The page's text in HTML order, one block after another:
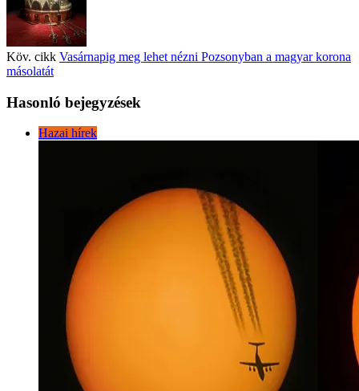
Köv. cikk Vasárnapig meg lehet nézni Pozsonyban a magyar korona
másolatát
Hasonló bejegyzések
Hazai hírek